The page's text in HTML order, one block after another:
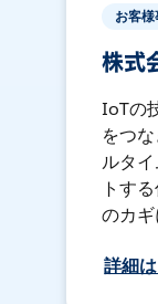
お客
株式
IoTの
をつ
ルタ
トす
のカ
詳細